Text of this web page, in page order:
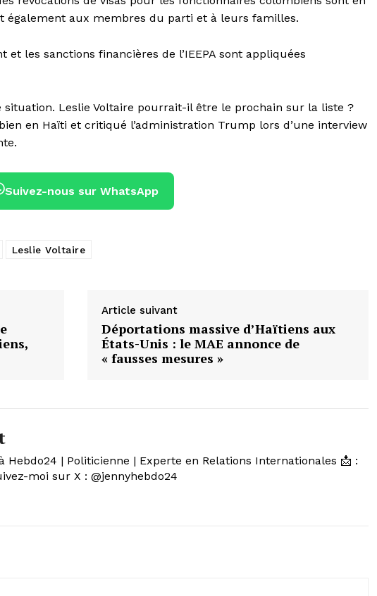
également aux membres du parti et à leurs familles.
les sanctions financières de l’IEEPA sont appliquées
situation. Leslie Voltaire pourrait-il être le prochain sur la liste ?
en Haïti et critiqué l’administration Trump lors d’une interview
Suivez-nous sur WhatsApp
Leslie Voltaire
Article suivant
Déportations massive d’Haïtiens aux
États-Unis : le MAE annonce de
« fausses mesures »
Hebdo24 | Politicienne | Experte en Relations Internationales 📩 :
moi sur X : @jennyhebdo24